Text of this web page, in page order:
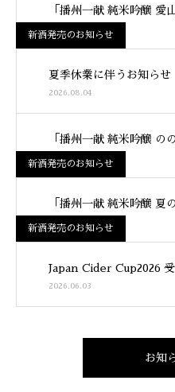
新酒発売のお知らせ
「播州一献 純米吟醸 愛
2026.08.06
夏季休業に伴うお知らせ
2026.08.04
新酒発売のお知らせ
「播州一献 純米吟醸 の
2026.07.09
新酒発売のお知らせ
「播州一献 純米吟醸 夏
2026.06.08
Japan Cider Cup2026
2026.06.03
お知